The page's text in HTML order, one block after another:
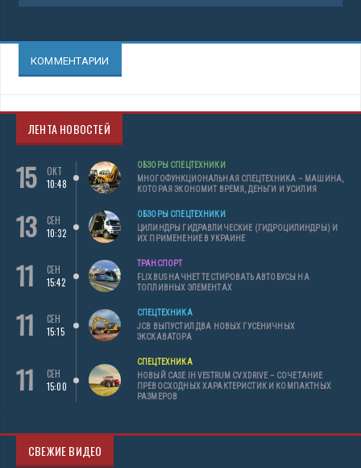
КОММЕНТАРИИ
ЛЕНТА НОВОСТЕЙ
15
ОКТ
10:48
ОБЗОРЫ СПЕЦТЕХНИКИ
МНОГОФУНКЦИОНАЛЬНАЯ СПЕЦТЕХНИКА – МАШИНА,
КОТОРАЯ ЭКОНОМИТ ВРЕМЯ, ДЕНЬГИ И УСИЛИЯ
13
СЕН
10:32
ОБЗОРЫ СПЕЦТЕХНИКИ
ЦИЛИНДРЫ ГИДРАВЛИЧЕСКИЕ (ГИДРОЦИЛИНДРЫ) И
ИХ ПРИМЕНЕНИЕ В УКРАИНЕ
11
СЕН
15:42
ТРАНСПОРТ
FLIXBUS НАЧНЕТ ТЕСТИРОВАТЬ АВТОБУСЫ НА
ТОПЛИВНЫХ ЭЛЕМЕНТАХ
11
СЕН
15:15
СПЕЦТЕХНИКА
JCB ВЫПУСТИЛ ДВА НОВЫХ ГУСЕНИЧНЫХ
ЭКСКАВАТОРА
11
СЕН
15:00
СПЕЦТЕХНИКА
НОВЫЙ CASE IH VESTRUM CVXDRIVE – СОЧЕТАНИЕ
ПРЕВОСХОДНЫХ ХАРАКТЕРИСТИК И КОМПАКТНЫХ
РАЗМЕРОВ
СВЕЖИЕ ВИДЕО